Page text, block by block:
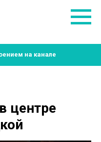
на канале
центре